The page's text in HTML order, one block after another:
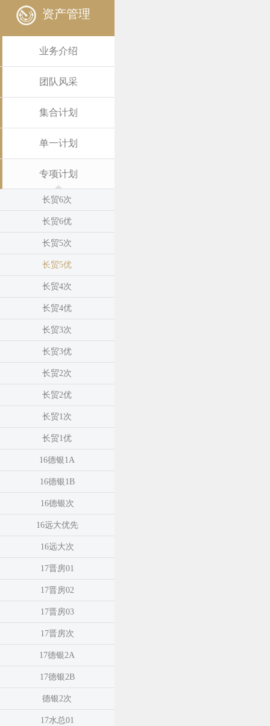
资产管理
业务介绍
团队风采
集合计划
单一计划
专项计划
长贸6次
长贸6优
长贸5次
长贸5优
长贸4次
长贸4优
长贸3次
长贸3优
长贸2次
长贸2优
长贸1次
长贸1优
16德银1A
16德银1B
16德银次
16远大优先
16远大次
17晋房01
17晋房02
17晋房03
17晋房次
17德银2A
17德银2B
德银2次
17水总01